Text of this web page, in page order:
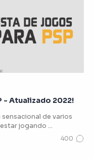
- Atualizado 2022!
de varios
jogando …